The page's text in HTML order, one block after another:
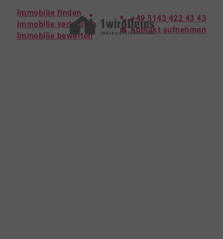
Immobilie finden
Immobilie verkaufen
Immobilie bewerten
+49 5143 422 43 43
Kontakt aufnehmen